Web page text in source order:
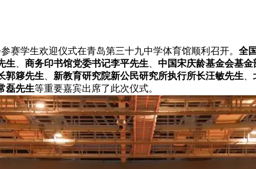
赛学生欢迎仪式在青岛第三十九中学体育馆顺利召开。 全
生
商务印书馆党委书记李平先生 中国宋庆龄基金会基
郭簃先生 新教育研究院新公民研究所执行所长汪敏先生
磊先生等重要嘉宾出席了此次仪式。